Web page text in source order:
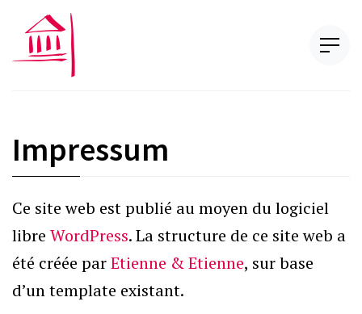
Reports
Spottings
Reports
Calendar
Other conferences
Impressum
Ce site web est publié au moyen du logiciel
libre WordPress. La structure de ce site web a
été créée parEtienne & Etienne, sur base
d’un template existant.